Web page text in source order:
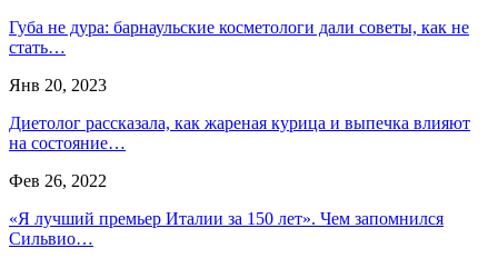
Губа не дура: барнаульские косметологи дали советы, как не
стать…
Янв 20, 2023
Диетолог рассказала, как жареная курица и выпечка влияют
на состояние…
Фев 26, 2022
«Я лучший премьер Италии за 150 лет». Чем запомнился
Сильвио…